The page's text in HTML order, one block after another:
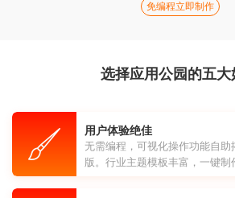
免编程立即制作
选择应用公园的五大
用户体验绝佳
无需编程，可视化操作功能自助
版。行业主题模板丰富，一键制